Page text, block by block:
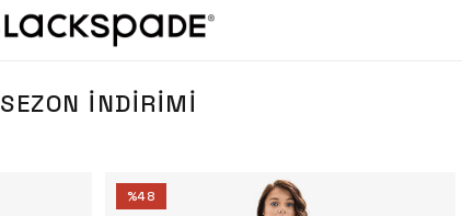
SEZON İNDIRIMI
%48